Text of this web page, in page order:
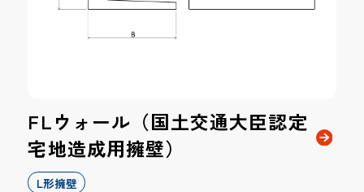
FLウォール（国土交通大臣認定
宅地造成用擁壁）
L形擁壁